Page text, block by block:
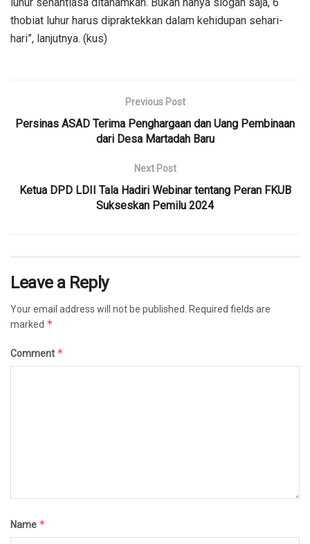
luhur senantiasa ditanamkan. Bukan hanya slogan saja, 6
thobiat luhur harus dipraktekkan dalam kehidupan sehari-
hari”, lanjutnya. (kus)
Previous Post
Persinas ASAD Terima Penghargaan dan Uang Pembinaan
dari Desa Martadah Baru
Next Post
Ketua DPD LDII Tala Hadiri Webinar tentang Peran FKUB
Sukseskan Pemilu 2024
Leave a Reply
Your email address will not be published. Required fields are
marked *
Comment *
Name *